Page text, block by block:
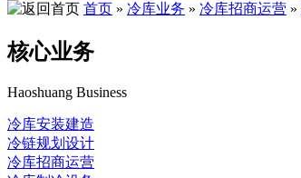
首页 » 冷库业务 » 冷库招商运营 »
核心业务
Haoshuang Business
冷库安装建造
冷链规划设计
冷库招商运营